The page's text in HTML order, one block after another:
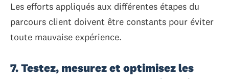
Les efforts appliqués aux différentes étapes du
parcours client doivent être constants pour éviter
toute mauvaise expérience.
7. Testez, mesurez et optimisez les